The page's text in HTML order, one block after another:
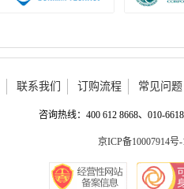
联系我们 订购流程 常见问题
咨询热线：400 612 8668、010-
京ICP备10007914号-